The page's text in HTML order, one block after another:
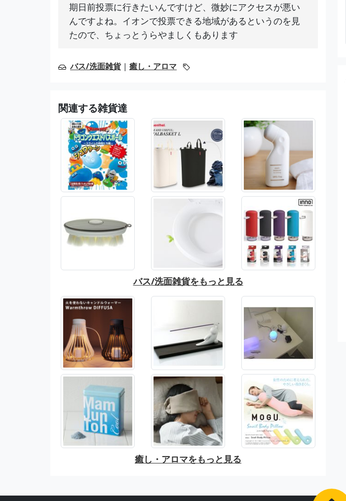
期日前投票に行きたいんですけど、微妙にアクセスが悪い
んですよね。イオンで投票できる地域があるというのを見
たので、ちょっとうらやましくもあります
バス/洗面雑貨| 癒し・アロマ
関連する雑貨達
バス/洗面雑貨をもっと見る
癒し・アロマをもっと見る